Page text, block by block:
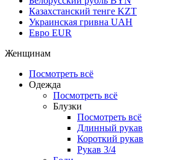
Казахстанский тенге KZT
Украинская гривна UAH
Евро EUR
Женщинам
Посмотреть всё
Одежда
Посмотреть всё
Блузки
Посмотреть всё
Длинный рукав
Короткий рукав
Рукав 3/4